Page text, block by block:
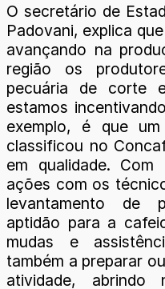
O secretário de
Padovani, explica
avançando na
região os
pecuária de corte
estamos
exemplo, é que
classificou no
em qualidade. Com
ações com os
levantamento de
aptidão para a
mudas e
também a preparar
atividade, abrindo